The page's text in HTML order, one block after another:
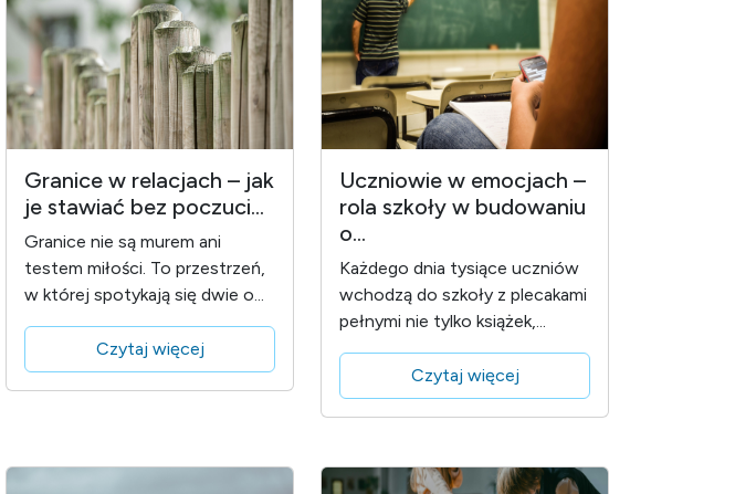
Granice w relacjach – jak
je stawiać bez poczuci...
Granice nie są murem ani
testem miłości. To przestrzeń,
w której spotykają się dwie o...
Czytaj więcej
Uczniowie w emocjach –
rola szkoły w budowaniu
o...
Każdego dnia tysiące uczniów
wchodzą do szkoły z plecakami
pełnymi nie tylko książek,...
Czytaj więcej